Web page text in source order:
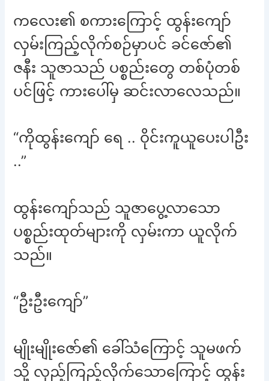
ကလေး၏ စကားကြောင့် ထွန်းကျော်
လှမ်းကြည့်လိုက်စဉ်မှာပင် ခင်ဇော်၏
ဇနီး သူဇာသည် ပစ္စည်းတွေ တစ်ပုံတစ်
ပင်ဖြင့် ကားပေါ်မှ ဆင်းလာလေသည်။
“ကိုထွန်းကျော် ရေ .. ဝိုင်းကူယူပေးပါဦး
..”
ထွန်းကျော်သည် သူဇာပွေ့လာသော
ပစ္စည်းထုတ်များကို လှမ်းကာ ယူလိုက်
သည်။
“ဦးဦးကျော်”
မျိုးမျိုးဇော်၏ ခေါ်သံကြောင့် သူမဖက်
သို့ လှည့်ကြည့်လိုက်သောကြောင့် ထွန်း